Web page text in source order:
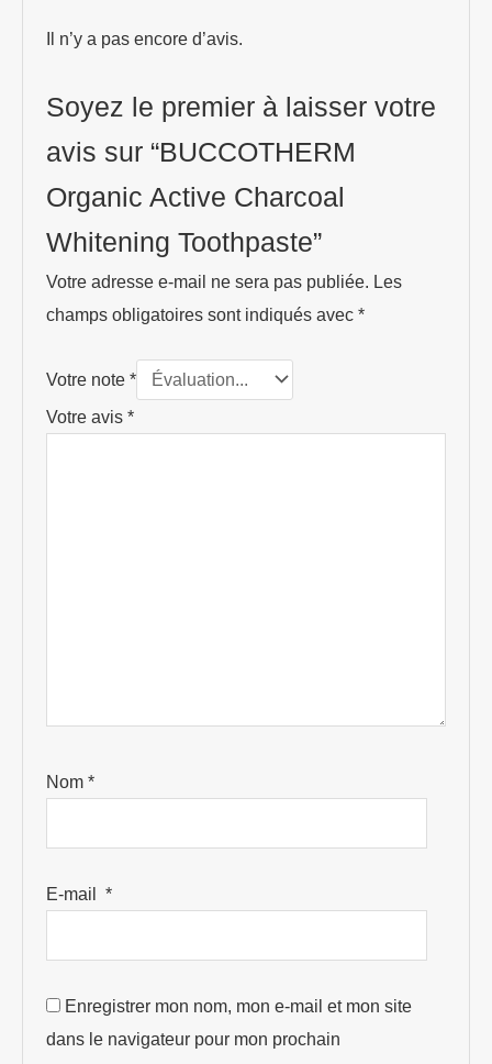
Il n’y a pas encore d’avis.
Soyez le premier à laisser votre
avis sur “BUCCOTHERM
Organic Active Charcoal
Whitening Toothpaste”
Votre adresse e-mail ne sera pas publiée. Les
champs obligatoires sont indiqués avec*
Votre note*
Votre avis*
Nom*
E-mail*
Enregistrer mon nom, mon e-mail et mon site
dans le navigateur pour mon prochain